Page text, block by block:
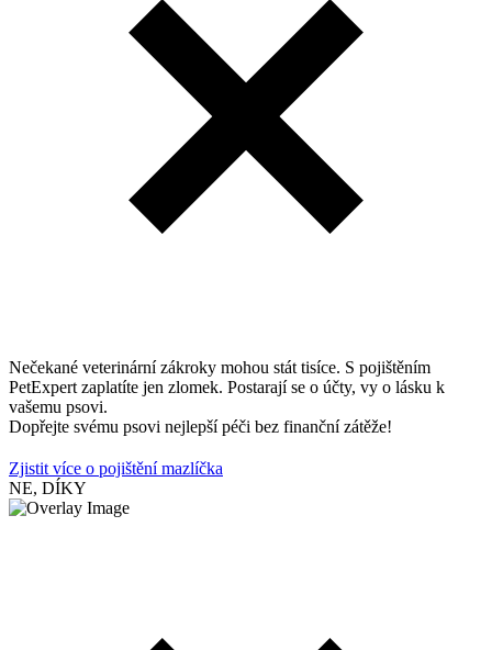
Nečekané veterinární zákroky mohou stát tisíce. S pojištěním
PetExpert zaplatíte jen zlomek. Postarají se o účty, vy o lásku k
vašemu psovi.
Dopřejte svému psovi nejlepší péči bez finanční zátěže!
Zjistit více o pojištění mazlíčka
NE, DÍKY